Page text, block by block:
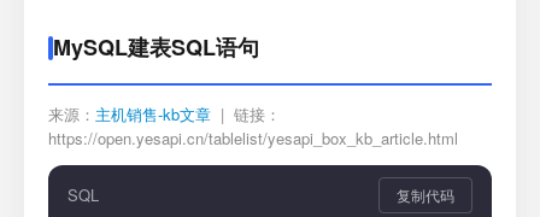
MySQL建表SQL语句
来源： 主机销售-kb文章 | 链接：
https://open.yesapi.cn/tablelist/yesapi_box_kb_article.html
SQL 复制代码